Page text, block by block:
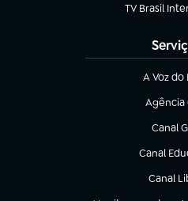
TV Brasil
(abre em
A Voz do
(abre em
Agência
(abre em
Canal
(abre
Canal
(abre em
Canal
(abre